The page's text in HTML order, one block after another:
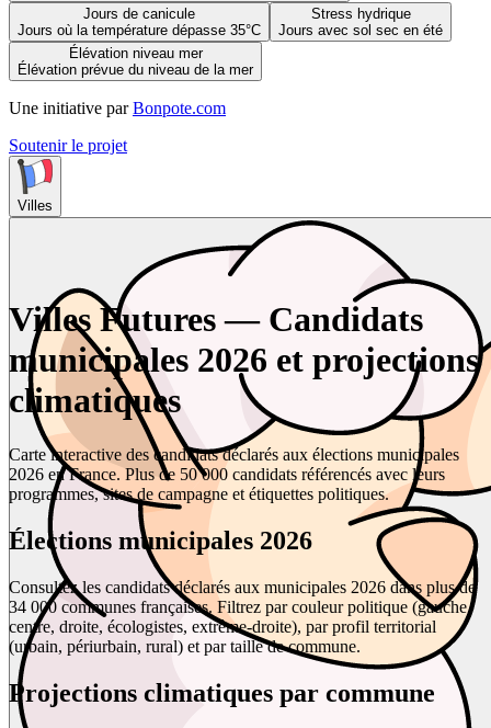
Jours de canicule
Jours où la température dépasse 35°C
Stress hydrique
Jours avec sol sec en été
Élévation niveau mer
Élévation prévue du niveau de la mer
Une initiative par Bonpote.com
Soutenir le projet
Villes
Villes Futures — Candidats
municipales 2026 et projections
climatiques
Carte interactive des candidats déclarés aux élections municipales
2026 en France. Plus de 50 000 candidats référencés avec leurs
programmes, sites de campagne et étiquettes politiques.
Élections municipales 2026
Consultez les candidats déclarés aux municipales 2026 dans plus de
34 000 communes françaises. Filtrez par couleur politique (gauche,
centre, droite, écologistes, extrême-droite), par profil territorial
(urbain, périurbain, rural) et par taille de commune.
Projections climatiques par commune